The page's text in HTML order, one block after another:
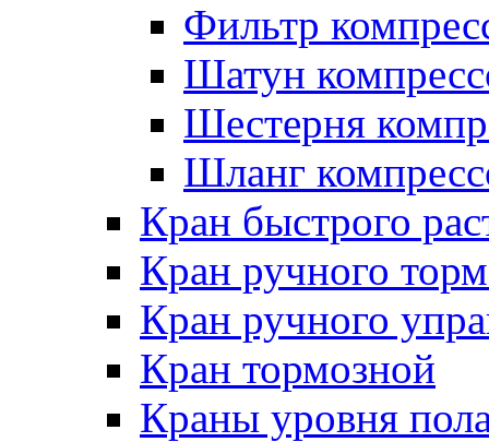
Фильтр
Шатун
Шестерня
Шланг
Кран быстрого
Кран ручного
Кран ручного
Кран тормозной
Краны уровня